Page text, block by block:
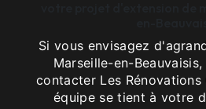
Si vous envisagez
Marseille-en-
contacter Les Rénovations
équipe se tient à votre